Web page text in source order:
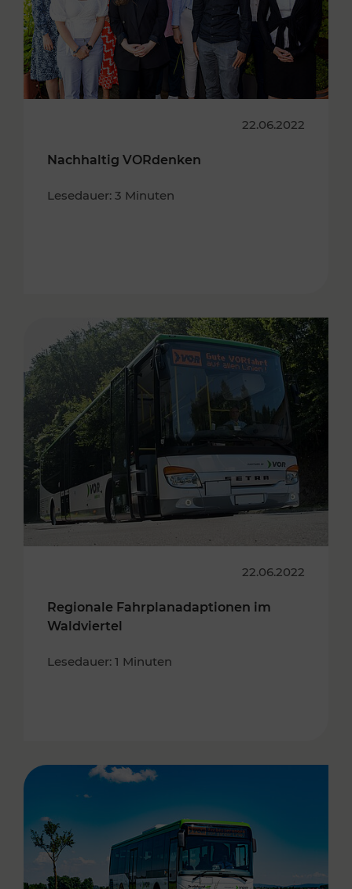
22.06.2022
Nachhaltig VORdenken
Lesedauer: 3 Minuten
22.06.2022
Regionale Fahrplanadaptionen im
Waldviertel
Lesedauer: 1 Minuten